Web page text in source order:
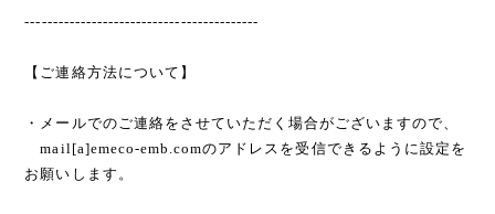
------------------------------------------
【ご連絡方法について】
・メールでのご連絡をさせていただく場合がございますので、
mail[a]emeco-emb.comのアドレスを受信できるように設定を
お願いします。